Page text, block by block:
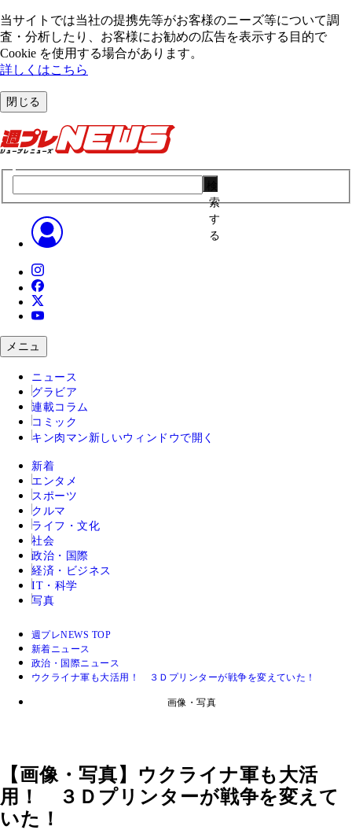
当サイトでは当社の提携先等がお客様のニーズ等について調
査・分析したり、お客様にお勧めの広告を表⽰する⽬的で
Cookie を使⽤する場合があります。
詳しくはこちら
閉じる
索
す
る
メニュ
ニュース
グラビア
連載コラム
コミック
キン肉マン 新しいウィンドウで開く
新着
エンタメ
スポーツ
クルマ
ライフ・文化
社会
政治・国際
経済・ビジネス
IT・科学
写真
週プレNEWS TOP
新着ニュース
政治・国際ニュース
ウクライナ軍も大活用！ ３Ｄプリンターが戦争を変えていた！
画像・写真
【画像・写真】ウクライナ軍も大活
用！ ３Ｄプリンターが戦争を変えて
いた！